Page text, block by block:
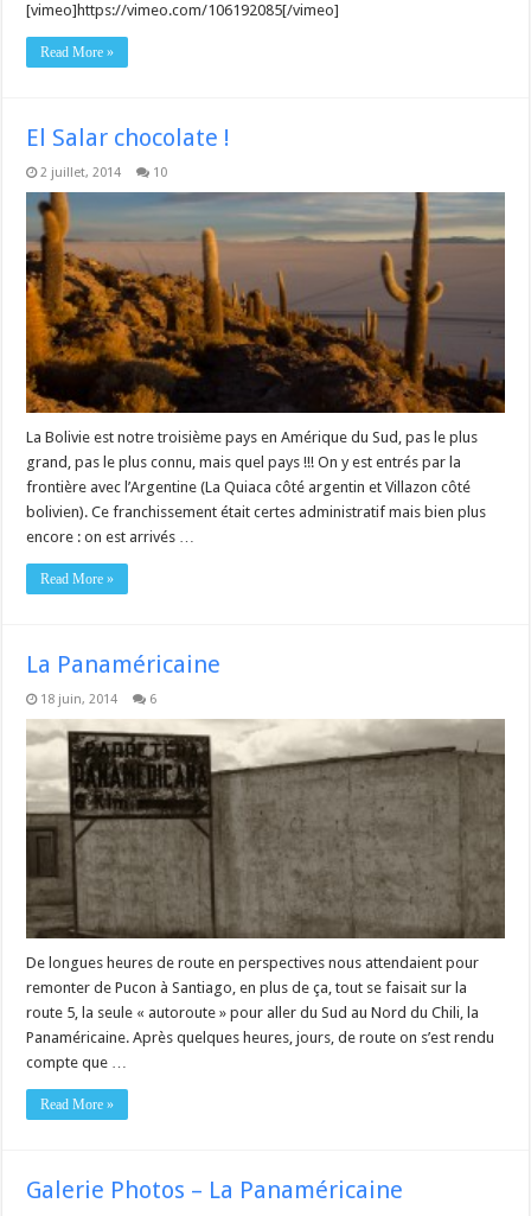
[vimeo]https://vimeo.com/106192085[/vimeo]
Read More »
El Salar chocolate !
2 juillet, 2014 10
La Bolivie est notre troisième pays en Amérique du Sud, pas le plus
grand, pas le plus connu, mais quel pays !!! On y est entrés par la
frontière avec l’Argentine (La Quiaca côté argentin et Villazon côté
bolivien). Ce franchissement était certes administratif mais bien plus
encore : on est arrivés …
Read More »
La Panaméricaine
18 juin, 2014 6
De longues heures de route en perspectives nous attendaient pour
remonter de Pucon à Santiago, en plus de ça, tout se faisait sur la
route 5, la seule « autoroute » pour aller du Sud au Nord du Chili, la
Panaméricaine. Après quelques heures, jours, de route on s’est rendu
compte que …
Read More »
Galerie Photos – La Panaméricaine